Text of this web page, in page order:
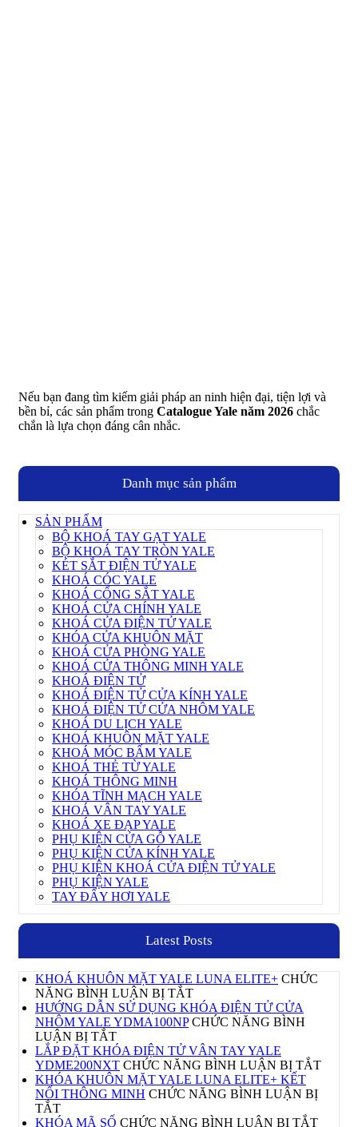
Nếu bạn đang tìm kiếm giải pháp an ninh hiện đại, tiện lợi và
bền bỉ, các sản phẩm trong Catalogue Yale năm 2026 chắc
chắn là lựa chọn đáng cân nhắc.
Danh mục sản phẩm
SẢN PHẨM
BỘ KHOÁ TAY GẠT YALE
BỘ KHOÁ TAY TRÒN YALE
KÉT SẮT ĐIỆN TỬ YALE
KHOÁ CÓC YALE
KHOÁ CỔNG SẮT YALE
KHOÁ CỬA CHÍNH YALE
KHOÁ CỬA ĐIỆN TỬ YALE
KHÓA CỬA KHUÔN MẶT
KHOÁ CỬA PHÒNG YALE
KHOÁ CỬA THÔNG MINH YALE
KHOÁ ĐIỆN TỬ
KHOÁ ĐIỆN TỬ CỬA KÍNH YALE
KHOÁ ĐIỆN TỬ CỬA NHÔM YALE
KHOÁ DU LỊCH YALE
KHOÁ KHUÔN MẶT YALE
KHOÁ MÓC BẤM YALE
KHOÁ THẺ TỪ YALE
KHOÁ THÔNG MINH
KHÓA TĨNH MẠCH YALE
KHOÁ VÂN TAY YALE
KHOÁ XE ĐẠP YALE
PHỤ KIỆN CỬA GỖ YALE
PHỤ KIỆN CỬA KÍNH YALE
PHỤ KIỆN KHOÁ CỬA ĐIỆN TỬ YALE
PHỤ KIỆN YALE
TAY ĐẨY HƠI YALE
Latest Posts
KHOÁ KHUÔN MẶT YALE LUNA ELITE+ CHỨC
NĂNG BÌNH LUẬN BỊ TẮTỞ
KHOÁ
KHUÔN
YALE
LUNA
ELITE+
HƯỚNG DẪN SỬ DỤNG KHÓA ĐIỆN TỬ CỬA
NHÔM YALE YDMA100NP CHỨC NĂNG BÌNH
LUẬN BỊ TẮTỞ
HƯỚNG
DẪN
SỬ
DỤNG
ĐIỆN
LẮP ĐẶT KHÓA ĐIỆN TỬ VÂN TAY YALE
YDME200NXT CHỨC NĂNG BÌNH LUẬN BỊ TẮTỞ
KHÓA KHUÔN MẶT YALE LUNA ELITE+ KẾT
NỐI THÔNG MINH CHỨC NĂNG BÌNH LUẬN BỊ
TẮTỞ
KHÓA
KHÓA MÃ SỐ CHỨC NĂNG BÌNH LUẬN BỊ TẮTỞ